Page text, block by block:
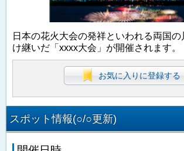
日本の花火大会の発祥といわれる両国
け継いだ「xxxx大会」が開催されます。
お気に入りに登録する
スポット情報(○/○更新)